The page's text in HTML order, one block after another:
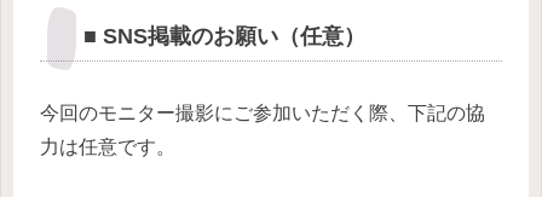
■ SNS掲載のお願い（任意）
今回のモニター撮影にご参加いただく際、下記の協
力は任意です。